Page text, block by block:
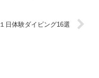
日体験ダイビング16選